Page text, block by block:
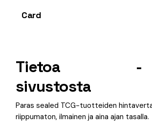
Card
Tietoa
-
sivustosta
Paras sealed TCG-tuotteiden
riippumaton, ilmainen ja aina ajan tasalla.